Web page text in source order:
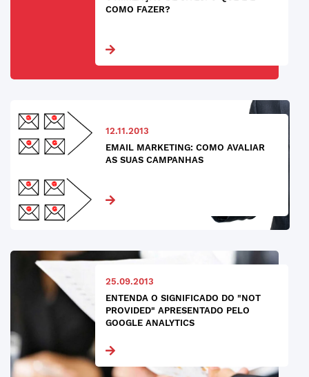
COMO FAZER?
12.11.2013
EMAIL MARKETING: COMO AVALIAR
AS SUAS CAMPANHAS
25.09.2013
ENTENDA O SIGNIFICADO DO "NOT
PROVIDED" APRESENTADO PELO
GOOGLE ANALYTICS